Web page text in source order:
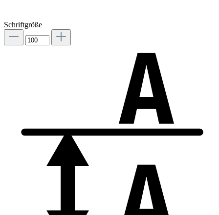
Schriftgröße